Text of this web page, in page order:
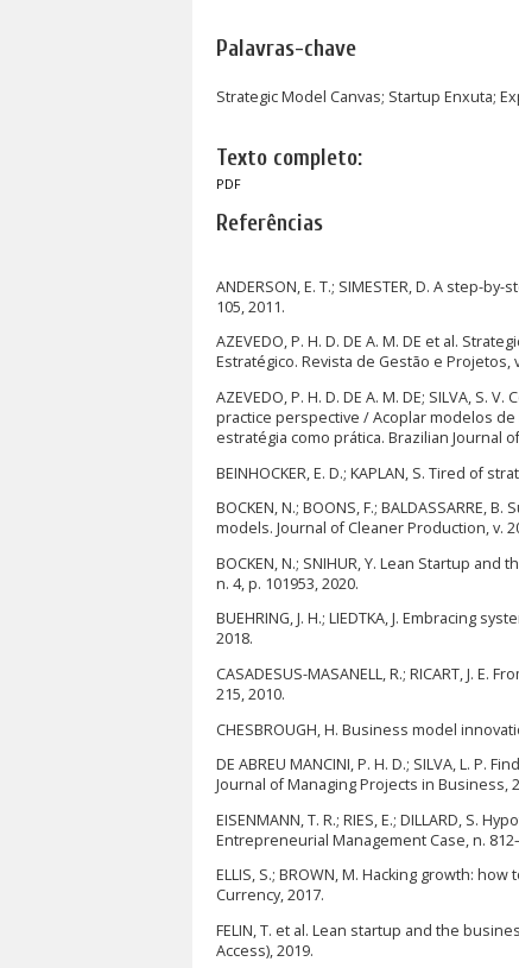
Palavras-chave
Strategic Model Canvas; Startup Enxuta;
Texto completo:
PDF
Referências
ANDERSON, E. T.; SIMESTER, D. A step-
105, 2011.
AZEVEDO, P. H. D. DE A. M. DE et al.
Estratégico. Revista de Gestão e Projetos,
AZEVEDO, P. H. D. DE A. M. DE; SILVA,
practice perspective / Acoplar modelos
estratégia como prática. Brazilian Journal
BEINHOCKER, E. D.; KAPLAN, S. Tired of
BOCKEN, N.; BOONS, F.;
models. Journal of Cleaner Production, v.
BOCKEN, N.; SNIHUR, Y. Lean Startup
n. 4, p. 101953, 2020.
BUEHRING, J. H.; LIEDTKA, J. Embracing
2018.
CASADESUS-MASANELL, R.; RICART, J.
215, 2010.
CHESBROUGH, H. Business model
DE ABREU MANCINI, P. H. D.; SILVA, L.
Journal of Managing Projects in Business,
EISENMANN, T. R.; RIES, E.; DILLARD,
Entrepreneurial Management Case, n.
ELLIS, S.; BROWN, M. Hacking growth:
Currency, 2017.
FELIN, T. et al. Lean startup and the
Access), 2019.